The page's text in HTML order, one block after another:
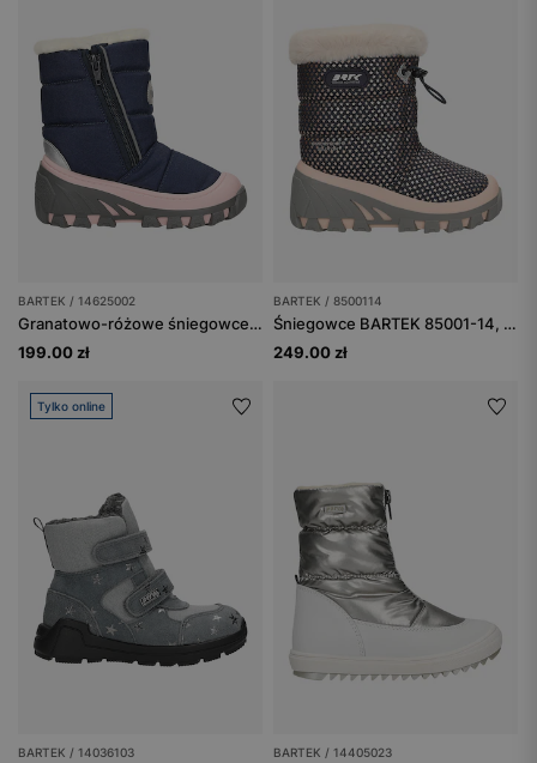
BARTEK / 14625002
Granatowo-różowe śniegowce dziewczęce BARTEK 14625002
199.00 zł
BARTEK / 8500114
Śniegowce BARTEK 85001-14, dla dziewcząt, beżowo-czarne
249.00 zł
Tylko online
BARTEK / 14036103 BARTEK / 14405023